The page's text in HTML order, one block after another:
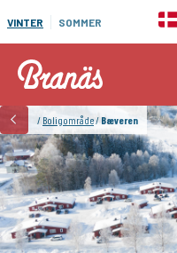
/ Boligområde/ Bæveren
VINTER SOMMER